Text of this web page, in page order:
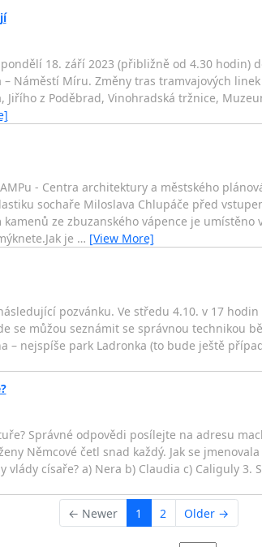
18. září 2023 (přibližně od 4.30 hodin)
Náměstí Míru. Změny tras tramvajových
z Poděbrad, Vinohradská tržnice,
- Centra architektury a městského
sochaře Miloslava Chlupáče před
ze zbuzanského vápence je
je … [View More]
pozvánku. Ve středu 4.10. v 17
se můžou seznámit se správnou technikou
nejspíše park Ladronka (to bude ještě
Správné odpovědi posílejte na adresu
Němcové četl snad každý. Jak se
císaře? a) Nera b) Claudia c) Caliguly 3.
← Newer 1 2 Older →